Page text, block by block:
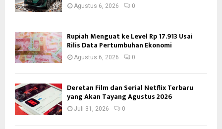
Agustus 6, 2026 0
Rupiah Menguat ke Level Rp 17.913 Usai
Rilis Data Pertumbuhan Ekonomi
Agustus 6, 2026 0
Deretan Film dan Serial Netflix Terbaru
yang Akan Tayang Agustus 2026
Juli 31, 2026 0